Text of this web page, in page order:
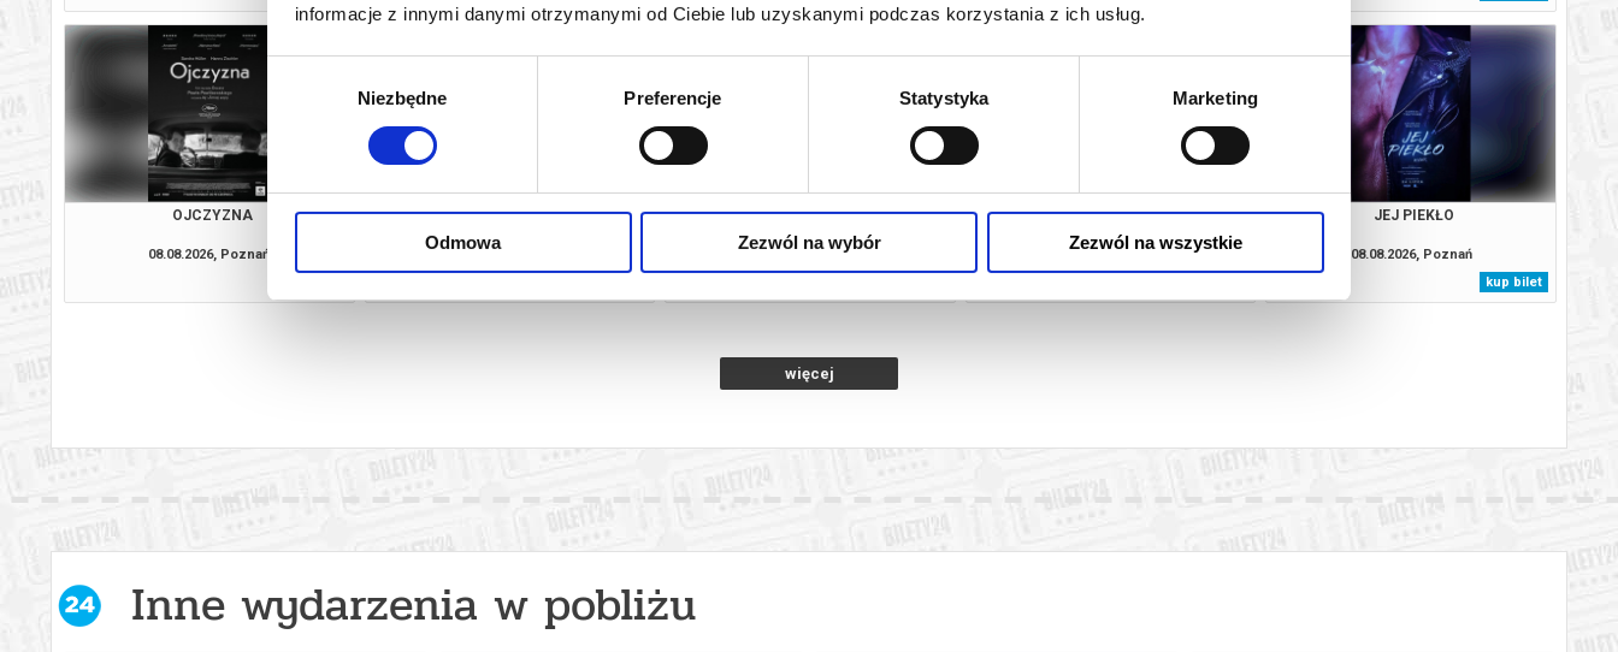
informacje z innymi danymi otrzymanymi od Ciebie lub uzyskanymi podczas korzystania z ich usług.
Niezbędne Preferencje Statystyka Marketing
Odmowa Zezwól na wybór Zezwól na wszystkie
OJCZYZNA
08.08.2026, Poznań
OSTATNI KONSJERŻ
08.08.2026, Poznań
PEJZAŻ W KOLORZE SEPII
08.08.2026, Poznań
KANDYDACI ŚMIERCI
08.08.2026, Poznań
JEJ PIEKŁO
08.08.2026, Poznań
kup bilet
więcej
Inne wydarzenia w pobliżu